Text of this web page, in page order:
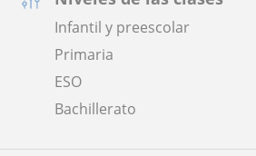
Infantil y preescolar
Primaria
ESO
Bachillerato